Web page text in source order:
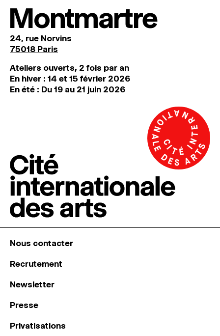
Montmartre
24, rue Norvins
75018 Paris
Ateliers ouverts, 2 fois par an
En hiver : 14 et 15 février 2026
En été : Du 19 au 21 juin 2026
Nous contacter
Recrutement
Newsletter
Presse
Privatisations